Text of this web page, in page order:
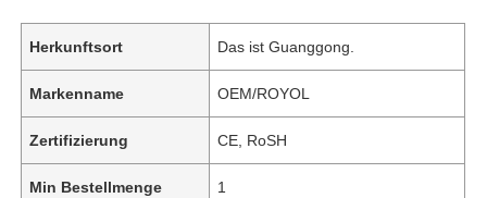
Herkunftsort Das ist Guanggong.
Markenname OEM/ROYOL
Zertifizierung CE, RoSH
Min Bestellmenge 1